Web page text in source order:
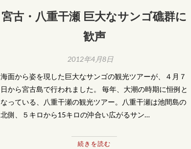
宮古・八重干瀬 巨大なサンゴ礁群に
歓声
2012年4月8日
海面から姿を現した巨大なサンゴの観光ツアーが、４月７
日から宮古島で行われました。 毎年、大潮の時期に恒例と
なっている、八重干瀬の観光ツアー。八重干瀬は池間島の
北側、５キロから15キロの沖合い広がるサン…
続きを読む